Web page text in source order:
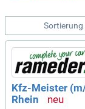
Sortierung
Kfz-Meister
Rhein